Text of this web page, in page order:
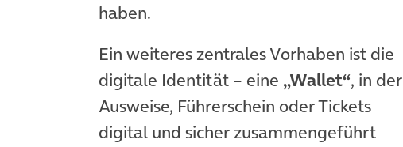
haben.
Ein weiteres zentrales Vorhaben ist die
digitale Identität – eine „Wallet“, in der
Ausweise, Führerschein oder Tickets
digital und sicher zusammengeführt